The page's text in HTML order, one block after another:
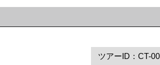
ツアーID：CT-